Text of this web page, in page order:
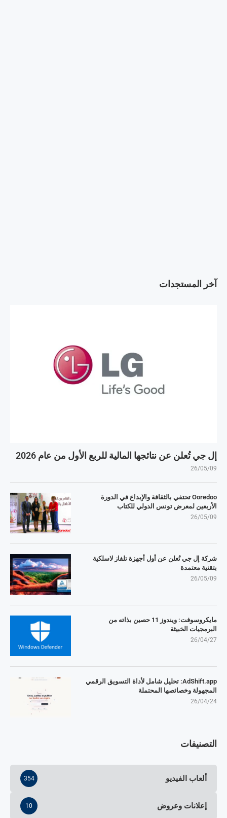
آخر المستجدات
إل جي تُعلن عن نتائجها المالية للربع الأول من عام 2026
26/05/09
Ooredoo تحتفي بالثقافة والإبداع في الدورة
الأربعين لمعرض تونس الدولي للكتاب
26/05/09
شركة إل جي تُعلن عن أول أجهزة تلفاز لاسلكية
بتقنية معتمدة
26/05/09
مايكروسوفت: ويندوز 11 حصين بذاته من
البرمجيات الخبيثة
26/04/27
AdShift.app: تحليل شامل لأداة التسويق الرقمي
المجهولة وخصائصها المحتملة
26/04/24
التصنيفات
ألعاب الفيديو 354
إعلانات وعروض 10